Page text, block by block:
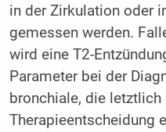
in der Zirkulation oder
gemessen werden.
wird eine T2-
Parameter bei der
bronchiale, die letztlich
Therapieentscheidung